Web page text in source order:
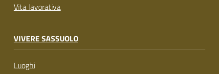
Vita lavorativa
VIVERE SASSUOLO
Luoghi